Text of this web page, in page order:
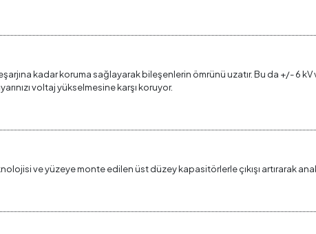
kadar koruma sağlayarak bileşenlerin ömrünü uzatır. Bu da +/- 6
voltaj yükselmesine karşı koruyor.
ve yüzeye monte edilen üst düzey kapasitörlerle çıkışı artırarak